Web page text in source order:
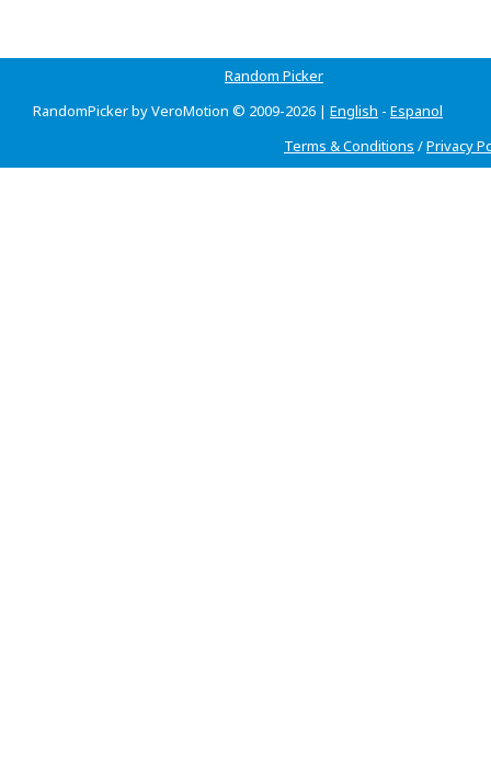
Random Picker
RandomPicker by VeroMotion © 2009-2026 | English - Espanol
Terms & Conditions /Privacy